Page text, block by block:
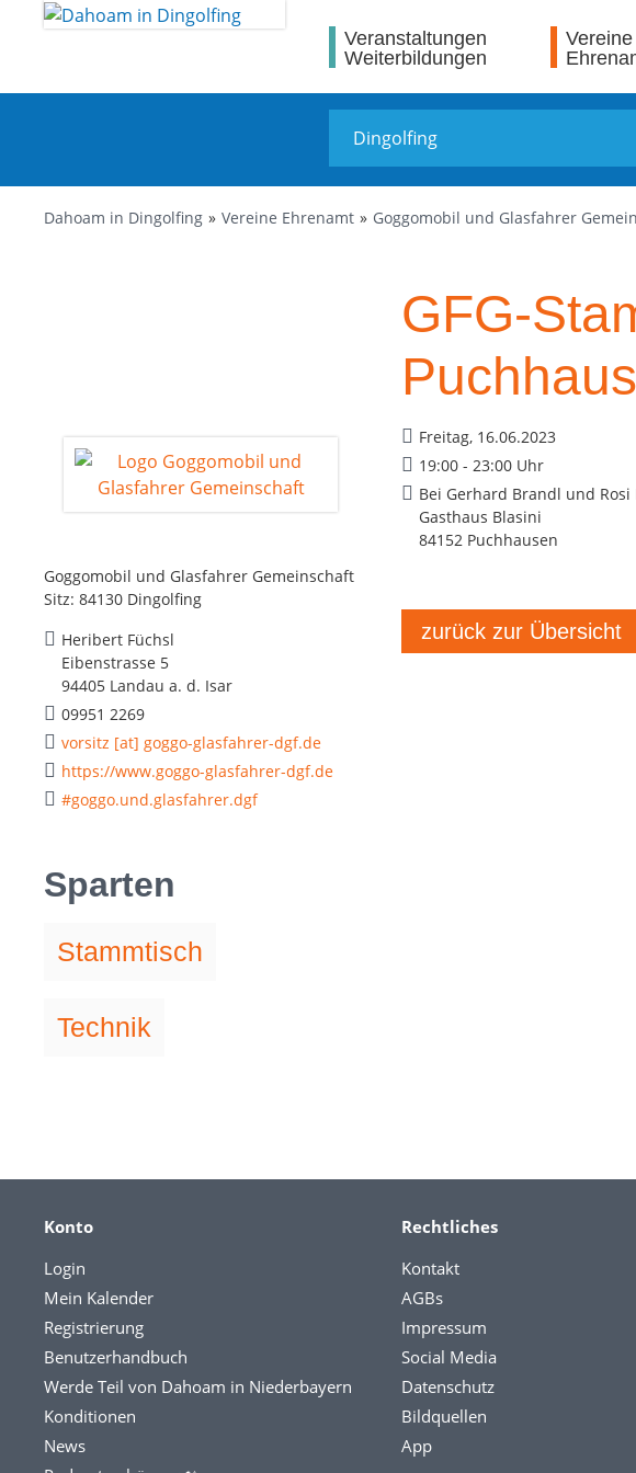
Veranstaltungen
Weiterbildungen
Vereine
Dahoam in Dingolfing Vereine Ehrenamt Goggomobil und Glasfahrer
Goggomobil und Glasfahrer Gemeinschaft
Sitz: 84130 Dingolfing
Heribert Füchsl
Eibenstrasse 5
94405 Landau a. d. Isar
09951 2269
vorsitz [at] goggo-glasfahrer-dgf.de
https://www.goggo-glasfahrer-dgf.de
#goggo.und.glasfahrer.dgf
Sparten
Stammtisch
Technik
GFG-
Freitag, 16.06.2023
19:00 - 23:00 Uhr
Bei Gerhard Brandl und
Gasthaus Blasini
84152 Puchhausen
zurück zur Übersicht
Konto
Login
Mein Kalender
Registrierung
Benutzerhandbuch
Werde Teil von Dahoam in Niederbayern
Konditionen
News
Rechtliches
Kontakt
AGBs
Impressum
Social Media
Datenschutz
Bildquellen
App